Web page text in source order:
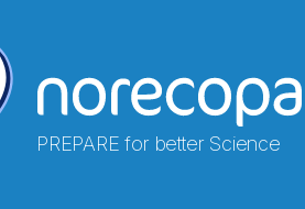
PREPARE for better Science